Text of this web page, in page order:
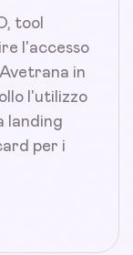
tool
l'accesso
in
l'utilizzo
landing
per i